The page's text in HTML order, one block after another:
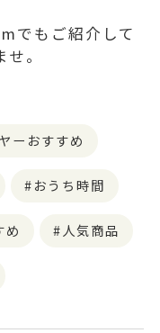
もご紹介して
。
ーおすすめ
おうち時間
め 人気商品